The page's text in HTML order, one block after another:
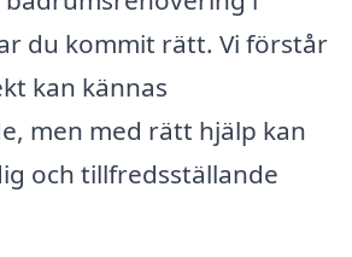
du kommit rätt. Vi förstår
kan kännas
men med rätt hjälp kan
och tillfredsställande